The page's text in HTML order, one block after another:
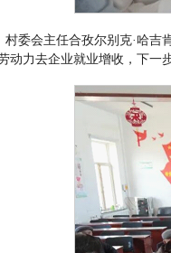
村委会主任合孜尔别克·哈吉
动力去企业就业增收，下一